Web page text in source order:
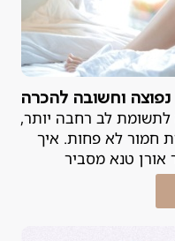
וחשובה להכרה
לתשומת לב רחבה יותר,
חמור לא פחות. איך
אורן טנא מסביר